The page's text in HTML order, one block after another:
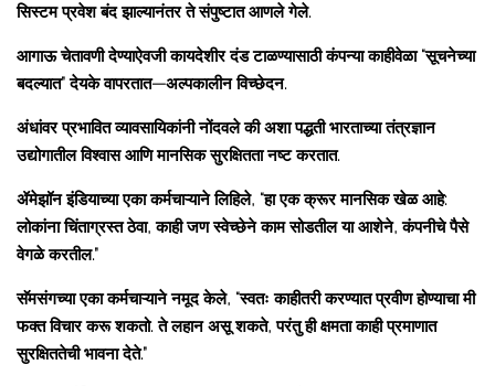
सिस्टम प्रवेश बंद झाल्यानंतर ते संपुष्टात आणले गेले.
आगाऊ चेतावणी देण्याऐवजी कायदेशीर दंड टाळण्यासाठी कंपन्या काहीवेळा “सूचनेच्या
बदल्यात” देयके वापरतात—अल्पकालीन विच्छेदन.
अंधांवर प्रभावित व्यावसायिकांनी नोंदवले की अशा पद्धती भारताच्या तंत्रज्ञान
उद्योगातील विश्वास आणि मानसिक सुरक्षितता नष्ट करतात.
ॲमेझॉन इंडियाच्या एका कर्मचाऱ्याने लिहिले, “हा एक क्रूर मानसिक खेळ आहे:
लोकांना चिंताग्रस्त ठेवा, काही जण स्वेच्छेने काम सोडतील या आशेने, कंपनीचे पैसे
वेगळे करतील.”
सॅमसंगच्या एका कर्मचाऱ्याने नमूद केले, “स्वतः काहीतरी करण्यात प्रवीण होण्याचा मी
फक्त विचार करू शकतो. ते लहान असू शकते, परंतु ही क्षमता काही प्रमाणात
सुरक्षिततेची भावना देते.”